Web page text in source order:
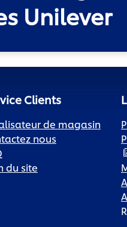
Unilever
Clients
de magasin
nous
du site